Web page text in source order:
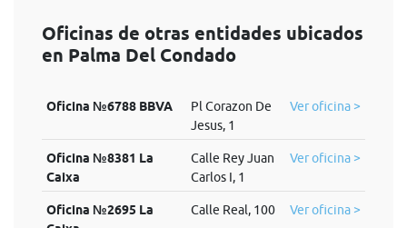
Oficinas de otras entidades ubicados
en Palma Del Condado
Oficina №6788 BBVA
Pl Corazon De
Jesus, 1
Ver oficina >
Oficina №8381 La
Caixa
Calle Rey Juan
Carlos I, 1
Ver oficina >
Oficina №2695 La
Calle Real, 100 Ver oficina >